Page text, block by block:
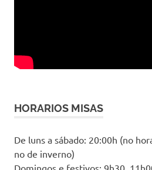
HORARIOS MISAS
De luns a sábado: 20:00h (no
no de inverno)
Domingos e festivos: 9h30,